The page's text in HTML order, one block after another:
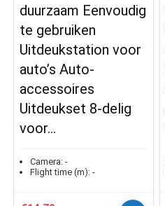
duurzaam Eenvoudig
te gebruiken
Uitdeukstation voor
auto’s Auto-
accessoires
Uitdeukset 8-delig
voor…
Camera: -
Flight time (m): -